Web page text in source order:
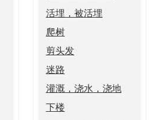
活埋，被活埋
爬树
剪头发
迷路
灌溉，浇水，浇地
下楼